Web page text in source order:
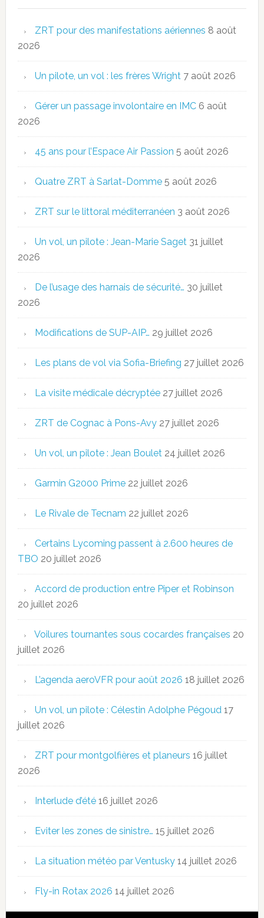
ZRT pour des manifestations aériennes 8 août
2026
Un pilote, un vol : les frères Wright 7 août 2026
Gérer un passage involontaire en IMC 6 août
2026
45 ans pour l’Espace Air Passion 5 août 2026
Quatre ZRT à Sarlat-Domme 5 août 2026
ZRT sur le littoral méditerranéen 3 août 2026
Un vol, un pilote : Jean-Marie Saget 31 juillet
2026
De l’usage des harnais de sécurité… 30 juillet
2026
Modifications de SUP-AIP… 29 juillet 2026
Les plans de vol via Sofia-Briefing 27 juillet 2026
La visite médicale décryptée 27 juillet 2026
ZRT de Cognac à Pons-Avy 27 juillet 2026
Un vol, un pilote : Jean Boulet 24 juillet 2026
Garmin G2000 Prime 22 juillet 2026
Le Rivale de Tecnam 22 juillet 2026
Certains Lycoming passent à 2.600 heures de
TBO 20 juillet 2026
Accord de production entre Piper et Robinson
20 juillet 2026
Voilures tournantes sous cocardes françaises 20
juillet 2026
L’agenda aeroVFR pour août 2026 18 juillet 2026
Un vol, un pilote : Célestin Adolphe Pégoud 17
juillet 2026
ZRT pour montgolfières et planeurs 16 juillet
2026
Interlude d’été 16 juillet 2026
Eviter les zones de sinistre… 15 juillet 2026
La situation météo par Ventusky 14 juillet 2026
Fly-in Rotax 2026 14 juillet 2026